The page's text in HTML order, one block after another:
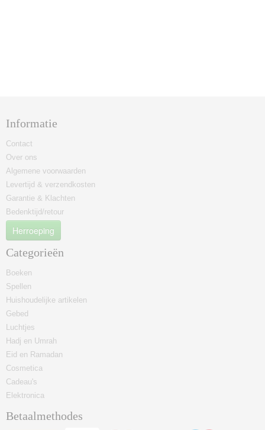
Informatie
Contact
Over ons
Algemene voorwaarden
Levertijd & verzendkosten
Garantie & Klachten
Bedenktijd/retour
Herroeping
Categorieën
Boeken
Spellen
Huishoudelijke artikelen
Gebed
Luchtjes
Hadj en Umrah
Eid en Ramadan
Cosmetica
Cadeau's
Elektronica
Betaalmethodes